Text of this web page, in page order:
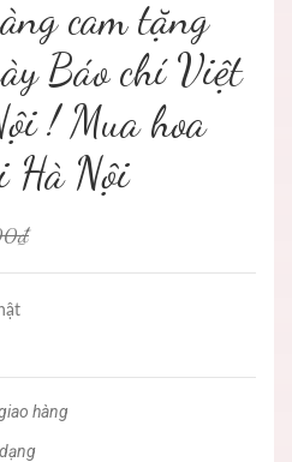
cam tặng
Báo chí Việt
! Mua hoa
Hà Nội
hàng